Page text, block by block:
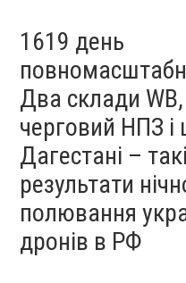
1619 день
Два склади WB,
черговий НПЗ і
Дагестані – такі
результати
полювання
дронів в РФ